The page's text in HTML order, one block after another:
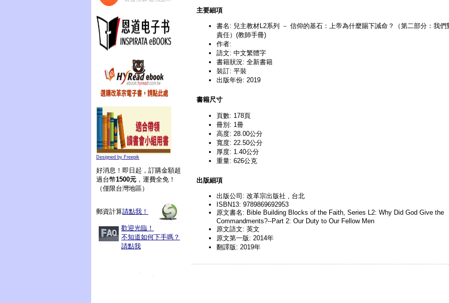
Designed by Freepik
好消息！即日起，訂購金額超
過台幣1500元 ，運費全免！
（僅限台灣地區）
郵資計算請點我！
歡迎光臨！
不知道如何下手嗎？
請點我
主要細項
書名: 兒主教材L2系列 － 信仰的基石：上帝為什麼賜下誡命？（第二部分：我們
責任）(教師手冊)
作者:
語文: 中文繁體字
書籍狀況: 全新書籍
裝訂: 平裝
出版年份: 2019
書籍尺寸
頁數: 178頁
冊別: 1冊
高度: 28.00公分
寬度: 22.50公分
厚度: 1.40公分
重量: 626公克
出版細項
出版公司: 改革宗出版社 , 台北
ISBN13: 9789869692953
原文書名: Bible Building Blocks of the Faith, Series L2: Why Did God Give the
Commandments?--Part 2: Our Duty to Our Fellow Men
原文語文: 英文
原文第一版: 2014年
翻譯版: 2019年